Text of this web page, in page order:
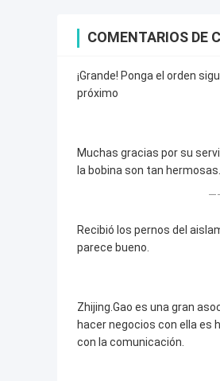
COMENTARIOS DE
¡Grande! Ponga el orden
próximo
Muchas gracias por su
la bobina son tan hermosas.
Recibió los pernos del
parece bueno.
Zhijing.Gao es una gran
hacer negocios con ella es
con la comunicación.